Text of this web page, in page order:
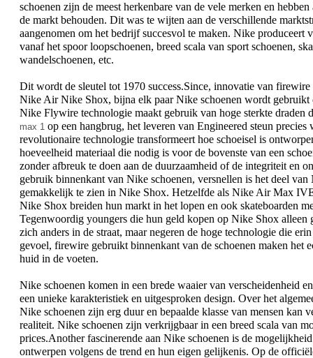
schoenen zijn de meest herkenbare van de vele merken en
de markt behouden. Dit was te wijten aan de verschillende
aangenomen om het bedrijf succesvol te maken. Nike produceert
vanaf het spoor loopschoenen, breed scala van sport schoenen,
wandelschoenen, etc.
Dit wordt de sleutel tot 1970 success.Since, innovatie van
Nike Air Nike Shox, bijna elk paar Nike schoenen wordt gebruikt
Nike Flywire technologie maakt gebruik van hoge sterkte draden
max 1 op een hangbrug, het leveren van Engineered steun precies
revolutionaire technologie transformeert hoe schoeisel is
hoeveelheid materiaal die nodig is voor de bovenste van een
zonder afbreuk te doen aan de duurzaamheid of de integriteit en
gebruik binnenkant van Nike schoenen, versnellen is het deel
gemakkelijk te zien in Nike Shox. Hetzelfde als Nike Air Max
Nike Shox breiden hun markt in het lopen en ook skateboarden
Tegenwoordig youngers die hun geld kopen op Nike Shox
zich anders in de straat, maar negeren de hoge technologie die
gevoel, firewire gebruikt binnenkant van de schoenen maken het
huid in de voeten.
Nike schoenen komen in een brede waaier van verscheidenheid
een unieke karakteristiek en uitgesproken design. Over het
Nike schoenen zijn erg duur en bepaalde klasse van mensen kan
realiteit. Nike schoenen zijn verkrijgbaar in een breed scala van
prices.Another fascinerende aan Nike schoenen is de
ontwerpen volgens de trend en hun eigen gelijkenis. Op de